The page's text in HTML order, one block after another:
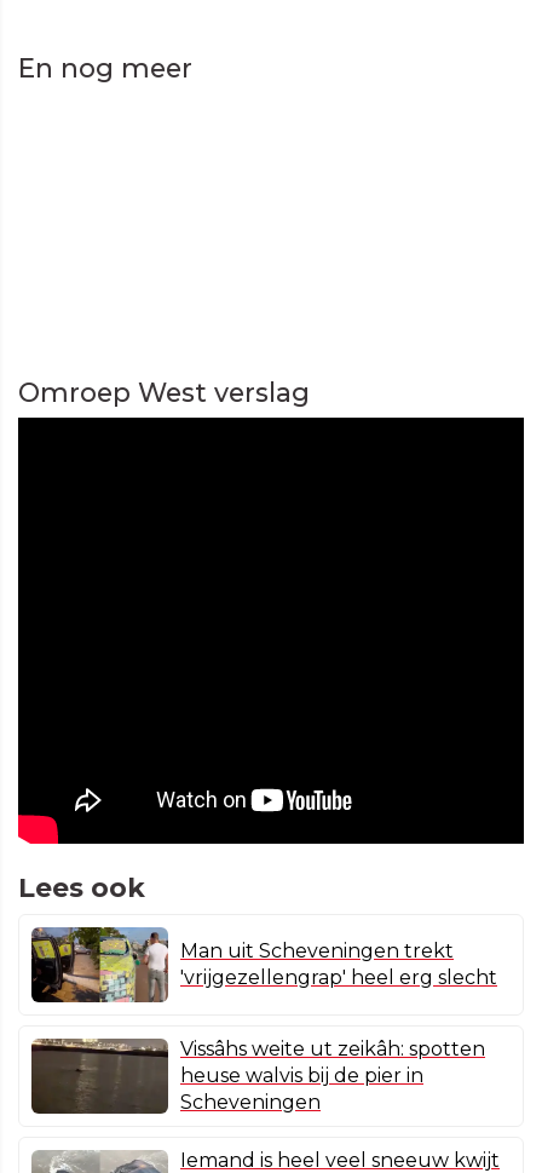
En nog meer
Omroep West verslag
Lees ook
Man uit Scheveningen trekt
'vrijgezellengrap' heel erg slecht
Vissâhs weite ut zeikâh: spotten
heuse walvis bij de pier in
Scheveningen
Iemand is heel veel sneeuw kwijt